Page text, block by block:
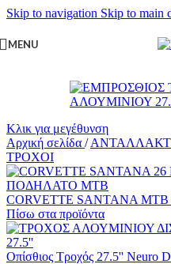
Skip to navigation Skip to main
MENU
Κλικ για μεγέθυνση
Αρχική σελίδα /
ΤΡΟΧΟΙ
CORVETTE SANTANA MTB
Πίσω στα προϊόντα
Οπίσθιος Τροχός 27.5'' Neuro